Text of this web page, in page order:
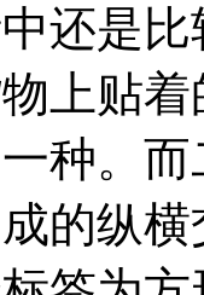
还是
上贴
种。
的纵